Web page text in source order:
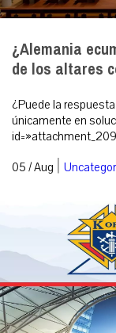
¿Alemania
de los altares
¿Puede la
únicamente en
05 / Aug |